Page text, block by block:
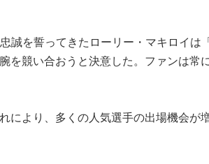
誠を誓ってきたローリー・マキロイは
を競い合おうと決意した。ファンは
により、多くの人気選手の出場機会が